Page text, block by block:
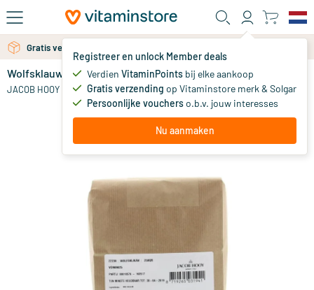
Ga naar de hoofdinhoud
Registreer en unlock Member deals
Verdien VitaminPoints bij elke aankoop
Gratis verzending op Vitaminstore merk & Solgar
Persoonlijke voucherso.b.v. jouw interesses
Nu aanmaken
Gratis verzending vanaf 25 euro
Gratis persoonlijk advies via chat of email
Wolfsklauw
JACOB HOOY vanaf 10.